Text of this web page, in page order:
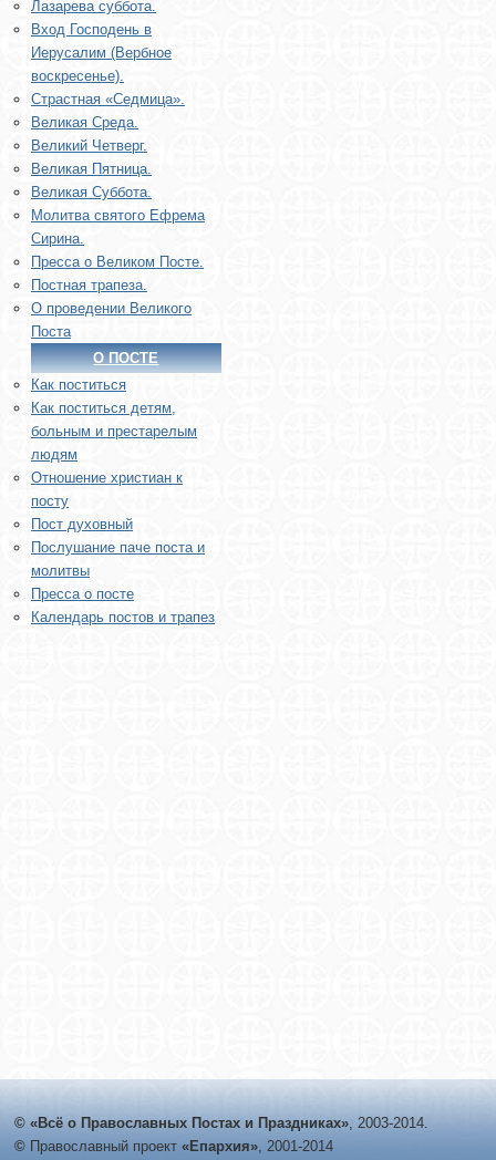
Лазарева суббота.
Вход Господень в
Иерусалим (Вербное
воскресенье).
Страстная «Седмица».
Великая Среда.
Великий Четверг.
Великая Пятница.
Великая Суббота.
Молитва святого Ефрема
Сирина.
Пресса о Великом Посте.
Постная трапеза.
О проведении Великого
Поста
О ПОСТЕ
Как поститься
Как поститься детям,
больным и престарелым
людям
Отношение христиан к
посту
Пост духовный
Послушание паче поста и
молитвы
Пресса о посте
Календарь постов и трапез
© «Всё о Православных Постах и Праздниках», 2003-2014.
© Православный проект «Епархия», 2001-2014